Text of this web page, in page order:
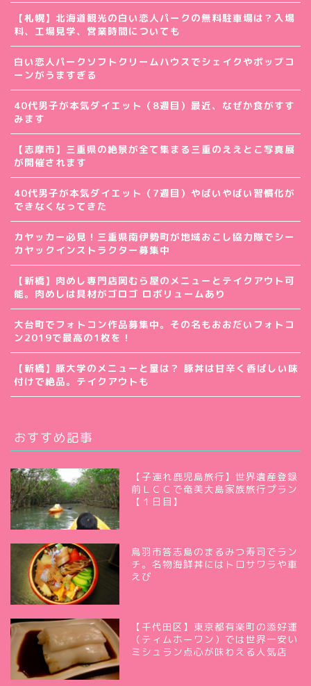
【札幌】北海道観光の白い恋人パークの無料駐車場は？入場
料、工場見学、営業時間についても
白い恋人パークソフトクリームハウスでシェイクやポップコ
ーンがうますぎる
40代男子が本気ダイエット（8週目）最近、なぜか食がすす
みます
【志摩市】三重県の絶景が全て集まる三重のええとこ写真展
が開催されます
40代男子が本気ダイエット（7週目）やばいやばい習慣化が
できなくなってきた
カヤッカー必見！三重県南伊勢町が地域おこし協力隊でシー
カヤックインストラクター募集中
【新橋】肉めし専門店岡むら屋のメニューとテイクアウト可
能。肉めしは具材がゴロゴ ロボリュームあり
大台町でフォトコン作品募集中。その名もおおだいフォトコ
ン2019で最高の1枚を！
【新橋】豚大学のメニューと量は？ 豚丼は甘辛く香ばしい味
付けで絶品。テイクアウトも
おすすめ記事
【子連れ鹿児島旅行】世界遺産登録
前ＬＣＣで奄美大島家族旅行プラン
【１日目】
鳥羽市答志島のまるみつ寿司でラン
チ。名物海鮮丼にはトロサワラや車
えび
【千代田区】東京都有楽町の添好運
（ティムホーワン）では世界一安い
ミシュラン点心が味わえる人気店